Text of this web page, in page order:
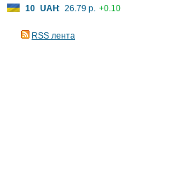
10 UAH: 26.79 р. +0.10
RSS лента